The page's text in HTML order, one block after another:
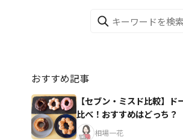
おすすめ記事
【セブン・ミスド比較】ド
比べ！おすすめはどっち？
相場一花